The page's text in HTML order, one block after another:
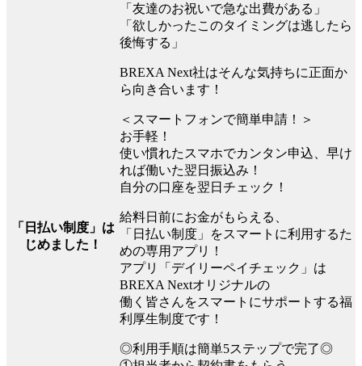
「日払い制度」は
じめました！
「友達のお祝いで急な出費がある」
「欲しかったこのタイミングは逃したら
後悔する」
BREXA Next社はそんな気持ちに正面か
ら向き合います！
＜スマートフォンで簡単申請！＞
お手軽！
使い慣れたスマホでカンタン申込、早け
れば働いた翌日振込み！
自分の口座を翌日チェック！
給料日前にお金がもらえる、
「日払い制度」をスマートに利用するた
めの専用アプリ！
アプリ「デイリーペイチェック」は
BREXA Nextオリジナルの
働く皆さんをスマートにサポートする福
利厚生制度です！
◎利用手順は簡単5ステップで完了◎